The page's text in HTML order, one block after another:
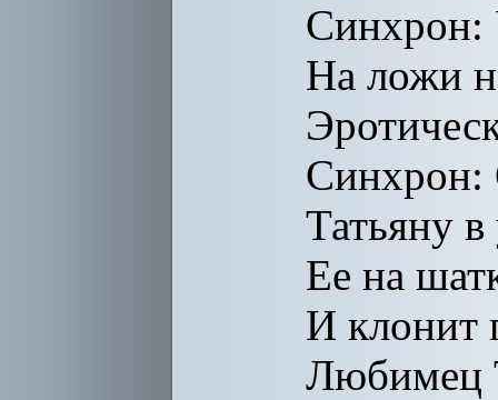
Синхрон:
На ложи
Синхрон:
Татьяну в
Ее на
И клонит
Любимец